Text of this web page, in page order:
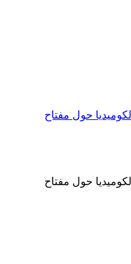
حول مفتاح
حول مفتاح